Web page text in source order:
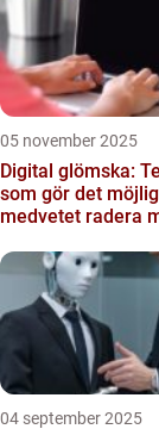
05 november 2025
Digital glömska:
som gör det
medvetet radera
04 september 2025